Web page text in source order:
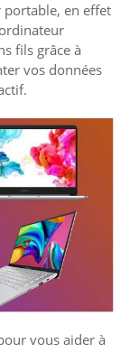
portable, en effet
fils grâce à
vos données
vous aider à